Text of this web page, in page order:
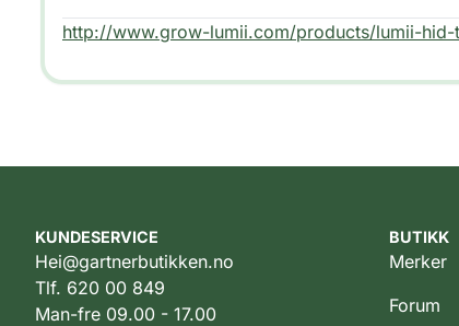
http://www.grow-lumii.com/products/lumii-
KUNDESERVICE
Hei@gartnerbutikken.no
Tlf. 620 00 849
Man-fre 09.00 - 17.00
BUTIKK
Merker
Forum